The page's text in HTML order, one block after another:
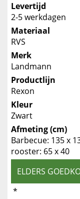
Levertijd
2-5 werkdagen
Materiaal
RVS
Merk
Landmann
Productlijn
Rexon
Kleur
Zwart
Afmeting (cm)
Barbecue: 135 x
rooster: 65 x 40
ELDERS
*